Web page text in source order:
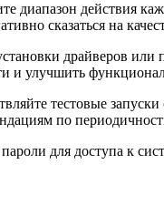
действия
сказаться на
драйверов
и улучшить
тестовые
по
для доступа к